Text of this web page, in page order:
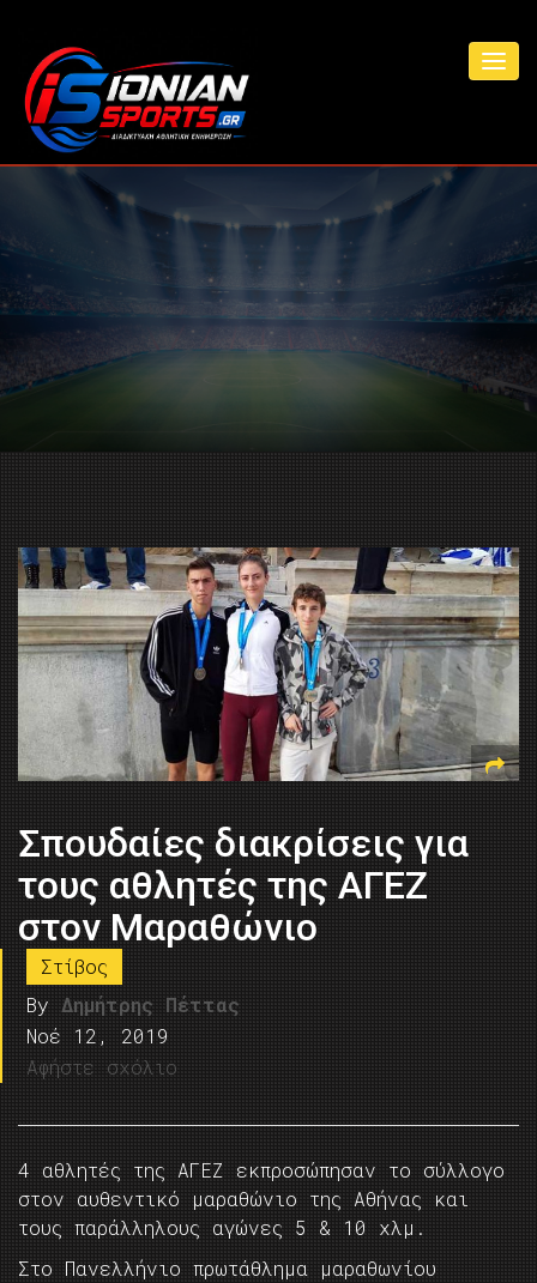
Σπουδαίες διακρίσεις για
τους αθλητές της ΑΓΕΖ
στον Μαραθώνιο
Στίβος
By Δημήτρης Πέττας
Νοέ 12, 2019
Αφήστε σχόλιο
4 αθλητές της ΑΓΕΖ εκπροσώπησαν το σύλλογο
στον αυθεντικό μαραθώνιο της Αθήνας και
τους παράλληλους αγώνες 5 & 10 χλμ.
Στο Πανελλήνιο πρωτάθλημα μαραθωνίου